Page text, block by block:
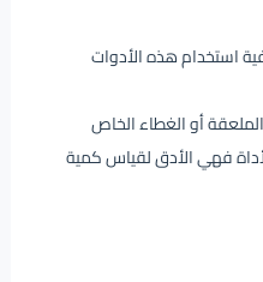
استخدام هذه الأدوات
أو الغطاء الخاص
فهي الأدق لقياس كمية